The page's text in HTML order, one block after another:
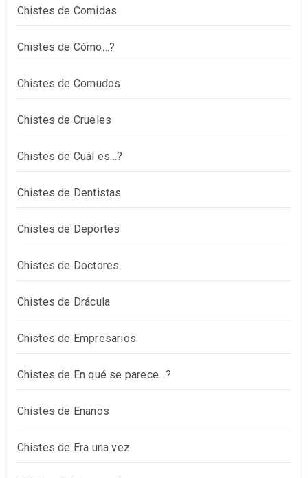
Chistes de Comidas
Chistes de Cómo…?
Chistes de Cornudos
Chistes de Crueles
Chistes de Cuál es…?
Chistes de Dentistas
Chistes de Deportes
Chistes de Doctores
Chistes de Drácula
Chistes de Empresarios
Chistes de En qué se parece…?
Chistes de Enanos
Chistes de Era una vez